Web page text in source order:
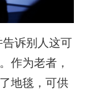
诉别人这可
作为老者，
地毯，可供